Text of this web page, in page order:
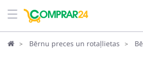
Bērnu preces un rotaļlietas